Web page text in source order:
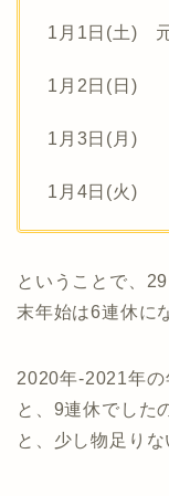
1月1日(土)
1月2日(日)
1月3日(月)
1月4日(火)
ということで、
末年始は6連休に
2020年-2021年
と、9連休でした
と、少し物足りな